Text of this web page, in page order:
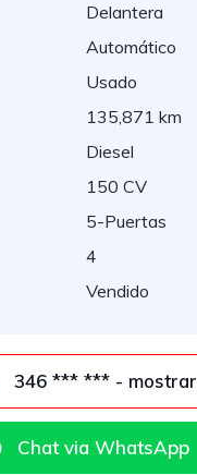
Delantera
Automático
Usado
135,871 km
Diesel
150 CV
5-Puertas
4
Vendido
346 *** *** - mostrar
Chat via WhatsApp